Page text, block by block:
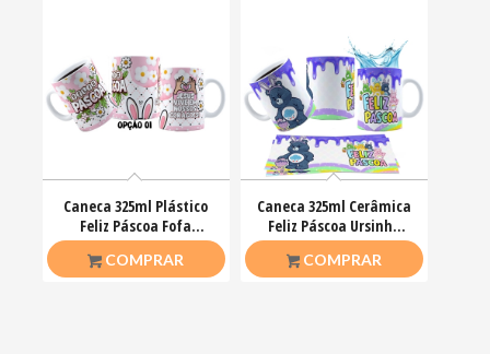
Caneca 325ml Plástico
Feliz Páscoa Fofa
Coelhinhos Mimos
COMPRAR
Caneca 325ml Cerâmica
Feliz Páscoa Ursinho
Carinhosos
COMPRAR